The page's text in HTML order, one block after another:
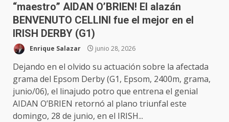
“maestro” AIDAN O’BRIEN! El alazán
BENVENUTO CELLINI fue el mejor en el
IRISH DERBY (G1)
Enrique Salazar junio 28, 2026
Dejando en el olvido su actuación sobre la afectada
grama del Epsom Derby (G1, Epsom, 2400m, grama,
junio/06), el linajudo potro que entrena el genial
AIDAN O’BRIEN retornó al plano triunfal este
domingo, 28 de junio, en el IRISH...